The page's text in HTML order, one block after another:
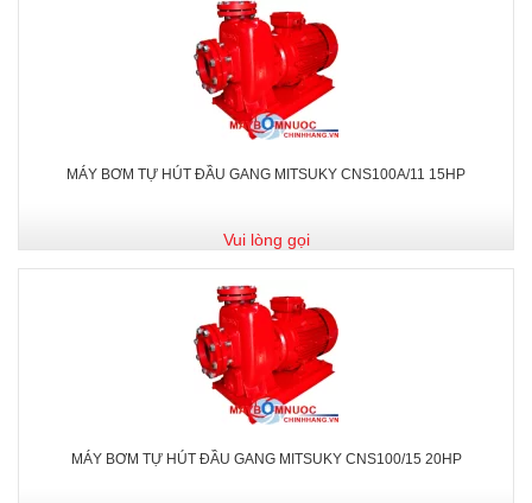
MÁY BƠM TỰ HÚT ĐẦU GANG MITSUKY CNS100A/11 15HP
Vui lòng gọi
MÁY BƠM TỰ HÚT ĐẦU GANG MITSUKY CNS100/15 20HP